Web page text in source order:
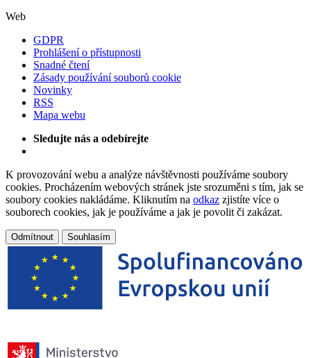
Web
GDPR
Prohlášení o přístupnosti
Snadné čtení
Zásady používání souborů cookie
Novinky
RSS
Mapa webu
Sledujte nás a odebírejte
K provozování webu a analýze návštěvnosti používáme soubory
cookies. Procházením webových stránek jste srozuměni s tím, jak se
soubory cookies nakládáme. Kliknutím na odkaz zjistíte více o
souborech cookies, jak je používáme a jak je povolit či zakázat.
Odmítnout Souhlasím